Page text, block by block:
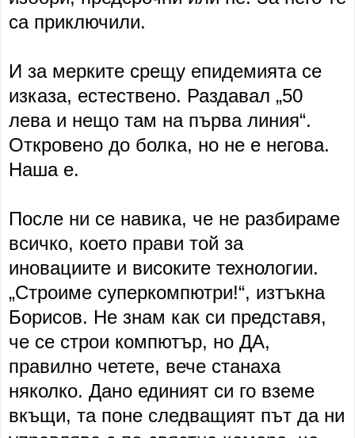
са приключили.
И за мерките срещу епидемията се
изказа, естествено. Раздавал „50
лева и нещо там на първа линия“.
Откровено до болка, но не е негова.
Наша е.
После ни се навика, че не разбираме
всичко, което прави той за
иновациите и високите технологии.
„Строиме суперкомпютри!“, изтъкна
Борисов. Не знам как си представя,
че се строи компютър, но ДА,
правилно четете, вече станаха
няколко. Дано единият си го вземе
вкъщи, та поне следващият път да ни